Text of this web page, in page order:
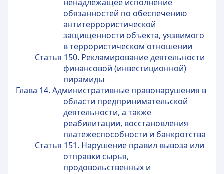
ненадлежащее исполнение
обязанностей по обеспечению
антитеррористической
защищенности объекта, уязвимого
в террористическом отношении
Статья 150. Рекламирование деятельности
финансовой (инвестиционной)
пирамиды
Глава 14. Административные правонарушения в
области предпринимательской
деятельности, а также
реабилитации, восстановления
платежеспособности и банкротства
Статья 151. Нарушение правил вывоза или
отправки сырья,
продовольственных и